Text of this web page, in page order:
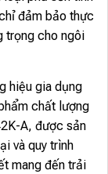
đảm bảo thực
trọng cho ngôi
hiệu gia dụng
chất lượng
A, được sản
và quy trình
mang đến trải